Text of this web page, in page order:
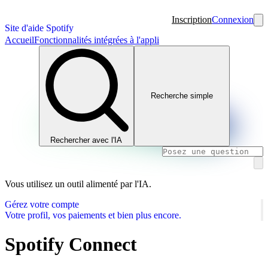
Site d'aide Spotify
InscriptionConnexion
AccueilFonctionnalités intégrées à l'appli
Rechercher avec l'IA
Recherche simple
Vous utilisez un outil alimenté par l'IA.
Gérez votre compte
Votre profil, vos paiements et bien plus encore.
Spotify Connect